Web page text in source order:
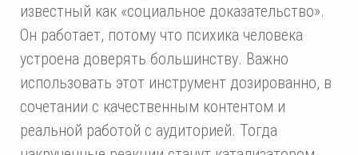
известный как «социальное доказательство».
Он работает, потому что психика человека
устроена доверять большинству. Важно
использовать этот инструмент дозированно, в
сочетании с качественным контентом и
реальной работой с аудиторией. Тогда